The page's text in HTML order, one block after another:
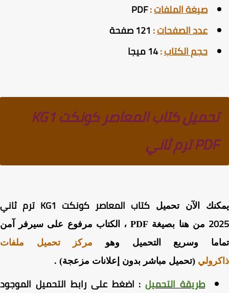
صيغة الملفات:
PDF
عدد الصفحات:121 صفحة
حجم الكتاب:14 ميجا
تحميل كتاب المعاصر كونكت KG1
PDF ترم ثاني
الآن تحميل
كتاب المعاصر كونكت KG1 ترم ثاني
من هنا بصيغة PDF ، الكتاب مرفوع على سيرفر آمن
وسريع التحميل وهو
مركز تحميل ملفات
(تحميل مباشر بدون إعلانات مزعجة) .
طريقة التحميل: اضغطعلى رابط التحميل الموجود